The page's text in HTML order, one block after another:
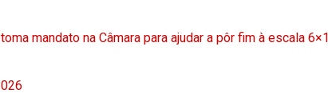
mandato na Câmara para ajudar a pôr fim à escala 6×1